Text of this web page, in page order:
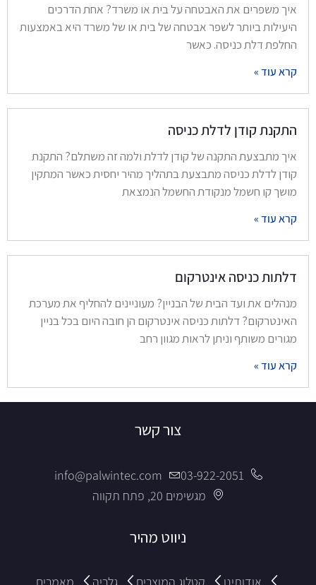
איך משפרים את האבטחה על בית או משרד? אחת הדרכים
היעילות ביותר לשפר אבטחה של בית או של משרד היא באמצעות
החלפת דלת כניסה. כאשר
קרא עוד »
התקנת קודן לדלת כניסה
איך מתבצעת התקנה של קודן לדלת ולמה זה משתלם? התקנת
קודן לדלת כניסה מתבצעת בתהליך מהיר יחסית כאשר המתקין
מושך קו חשמל מנקודת החשמל הנמצאת
קרא עוד »
דלתות כניסה אינטרקום
מנהלים את ועד הבית של הבניין? מעוניינים להחליף את מערכת
האינטרקום? דלתות כניסה אינטרקום הן חובה היום בכל בניין
מגורים משותף וניתן לראות מגוון רחב
קרא עוד »
צור קשר
03-922-2051
info@palwintec.com
מגשימים 20, פתח תקווה
ניווט מהיר